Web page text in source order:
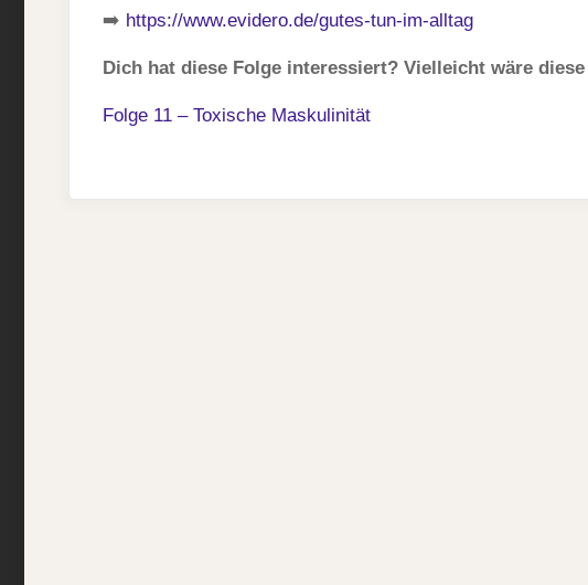
➡️ https://www.evidero.de/gutes-tun-im-alltag
Dich hat diese Folge interessiert? Vielleicht wäre
Folge 11 – Toxische Maskulinität